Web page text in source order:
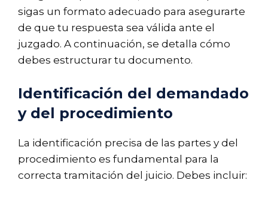
sigas un formato adecuado para asegurarte
de que tu respuesta sea válida ante el
juzgado. A continuación, se detalla cómo
debes estructurar tu documento.
Identificación del demandado
y del procedimiento
La identificación precisa de las partes y del
procedimiento es fundamental para la
correcta tramitación del juicio. Debes incluir: